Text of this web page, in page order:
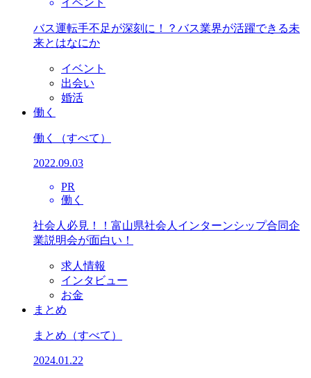
イベント
バス運転手不足が深刻に！？バス業界が活躍できる未
来とはなにか
イベント
出会い
婚活
働く
働く （すべて）
2022.09.03
PR
働く
社会人必見！！富山県社会人インターンシップ合同企
業説明会が面白い！
求人情報
インタビュー
お金
まとめ
まとめ （すべて）
2024.01.22